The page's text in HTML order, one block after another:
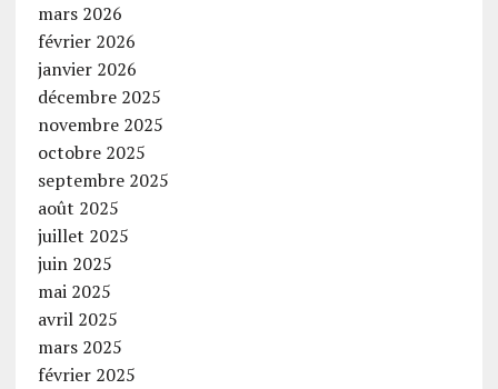
mars 2026
février 2026
janvier 2026
décembre 2025
novembre 2025
octobre 2025
septembre 2025
août 2025
juillet 2025
juin 2025
mai 2025
avril 2025
mars 2025
février 2025